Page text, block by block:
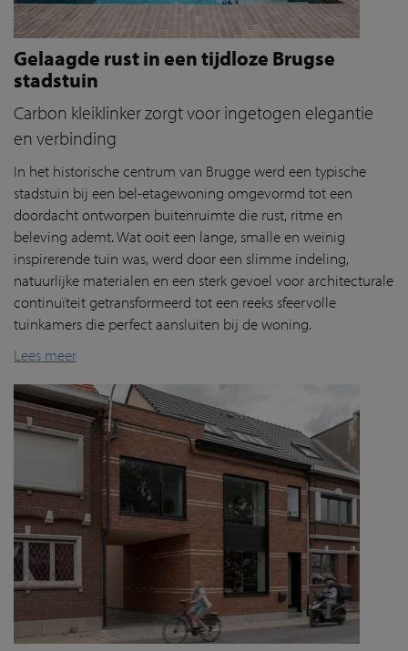
Gelaagde rust in een tijdloze Brugse
stadstuin
Carbon kleiklinker zorgt voor ingetogen elegantie
en verbinding
In het historische centrum van Brugge werd een typische
stadstuin bij een bel-etagewoning omgevormd tot een
doordacht ontworpen buitenruimte die rust, ritme en
beleving ademt. Wat ooit een lange, smalle en weinig
inspirerende tuin was, werd door een slimme indeling,
natuurlijke materialen en een sterk gevoel voor architecturale
continuïteit getransformeerd tot een reeks sfeervolle
tuinkamers die perfect aansluiten bij de woning.
Lees meer